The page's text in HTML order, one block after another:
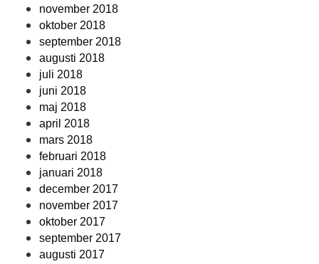
november 2018
oktober 2018
september 2018
augusti 2018
juli 2018
juni 2018
maj 2018
april 2018
mars 2018
februari 2018
januari 2018
december 2017
november 2017
oktober 2017
september 2017
augusti 2017